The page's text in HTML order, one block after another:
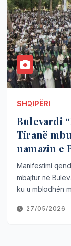
SHQIPËRI
Bulevardi
Tiranë
namazin e
Manifestimi
mbajtur në
ku u mblodhën
27/05/2026